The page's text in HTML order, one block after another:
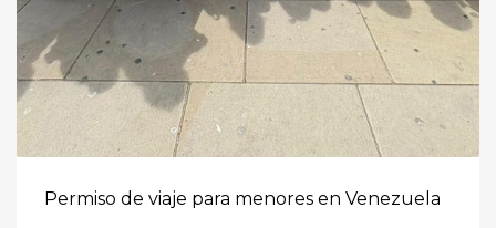
Permiso de viaje para menores en Venezuela